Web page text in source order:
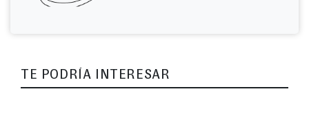
TE PODRÍA INTERESAR